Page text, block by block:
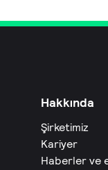
Hakkında
Şirketimiz
Kariyer
Haberler ve